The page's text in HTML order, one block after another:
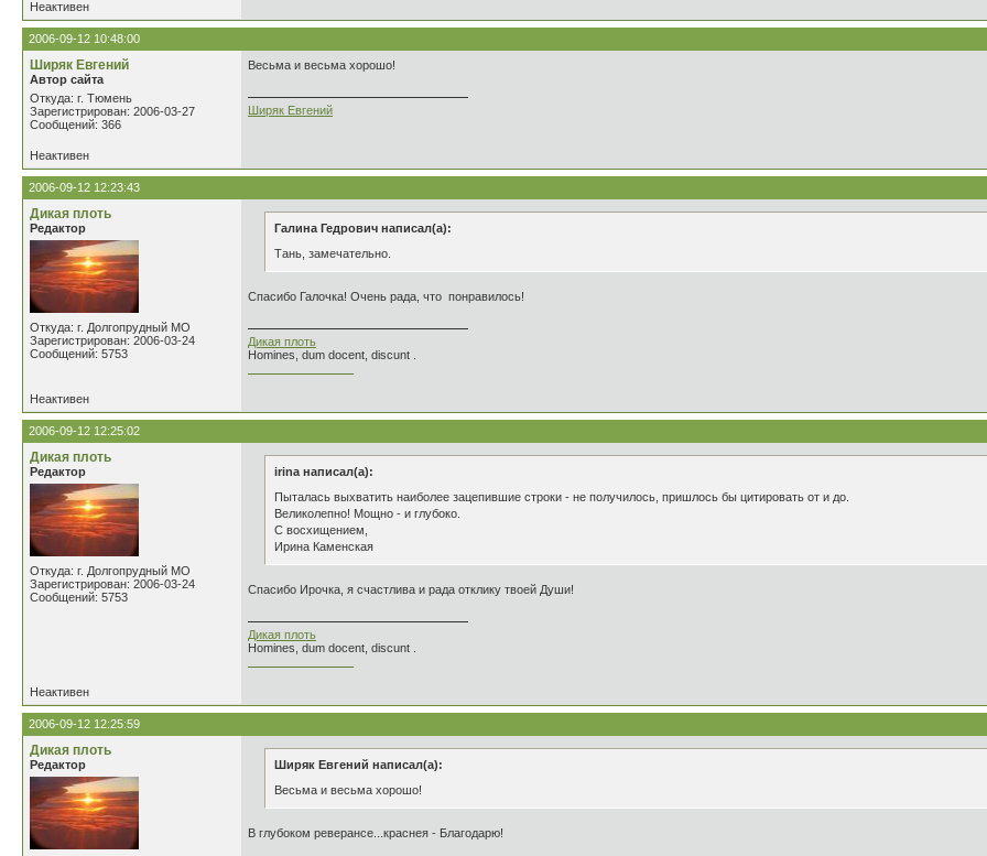
Неактивен
2006-09-12 10:48:00
Ширяк Евгений
Автор сайта
Откуда: г. Тюмень
Зарегистрирован: 2006-03-27
Сообщений: 366
Весьма и весьма хорошо!
Ширяк Евгений
Неактивен
2006-09-12 12:23:43
Дикая плоть
Редактор
Откуда: г. Долгопрудный МО
Зарегистрирован: 2006-03-24
Сообщений: 5753
Галина Гедрович написал(а):
Тань, замечательно.
Спасибо Галочка! Очень рада, что понравилось!
Дикая плоть
Homines, dum docent, discunt .
Неактивен
2006-09-12 12:25:02
Дикая плоть
Редактор
Откуда: г. Долгопрудный МО
Зарегистрирован: 2006-03-24
Сообщений: 5753
irina написал(а):
Пыталась выхватить наиболее зацепившие строки - не получилось, пришлось бы цитировать от и до.
Великолепно! Мощно - и глубоко.
С восхищением,
Ирина Каменская
Спасибо Ирочка, я счастлива и рада отклику твоей Души!
Дикая плоть
Homines, dum docent, discunt .
Неактивен
2006-09-12 12:25:59
Дикая плоть
Редактор
Ширяк Евгений написал(а):
Весьма и весьма хорошо!
В глубоком реверансе...краснея - Благодарю!